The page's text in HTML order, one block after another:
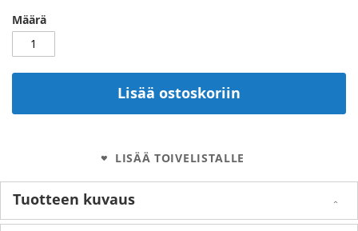
Määrä
Lisää ostoskoriin
LISÄÄ TOIVELISTALLE
gallery
Tuotteen kuvaus